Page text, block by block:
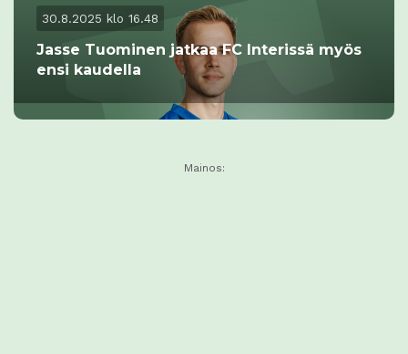
30.8.2025 klo 16.48
Jasse Tuominen jatkaa FC Interissä myös
ensi kaudella
Mainos: